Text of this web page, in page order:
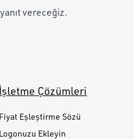
vereceğiz.
İşletme Çözümleri
Fiyat Eşleştirme Sözü
Logonuzu Ekleyin